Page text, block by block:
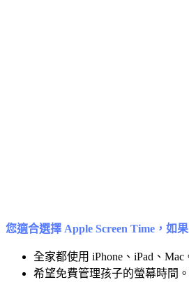
您適合選擇 Apple Screen Time，如果
全家都使用 iPhone、iPad、Mac
希望免費管理孩子的螢幕時間。